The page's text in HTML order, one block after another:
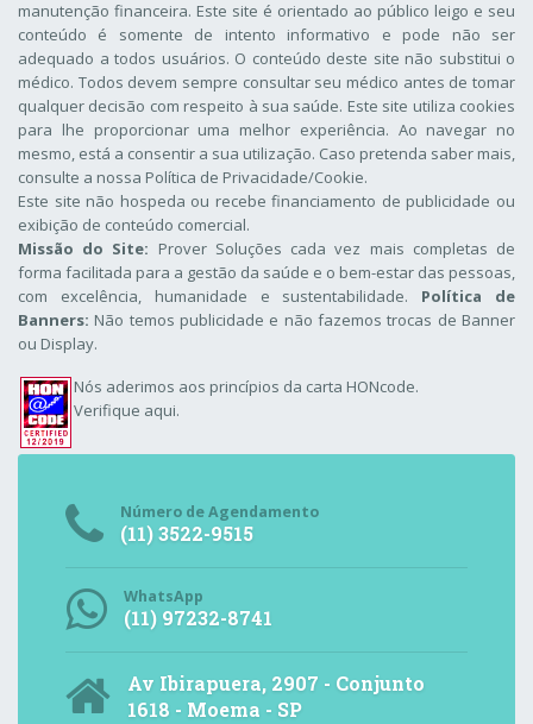
manutenção financeira. Este site é orientado ao público leigo e seu
conteúdo é somente de intento informativo e pode não ser
adequado a todos usuários. O conteúdo deste site não substitui o
médico. Todos devem sempre consultar seu médico antes de tomar
qualquer decisão com respeito à sua saúde. Este site utiliza cookies
para lhe proporcionar uma melhor experiência. Ao navegar no
mesmo, está a consentir a sua utilização. Caso pretenda saber mais,
consulte a nossa Política de Privacidade/Cookie.
Este site não hospeda ou recebe financiamento de publicidade ou
exibição de conteúdo comercial.
Missão do Site: Prover Soluções cada vez mais completas de
forma facilitada para a gestão da saúde e o bem-estar das pessoas,
com excelência, humanidade e sustentabilidade. Política de
Banners: Não temos publicidade e não fazemos trocas de Banner
ou Display.
Nós aderimos aos princípios da carta HONcode.
Verifique aqui.
Número de Agendamento
(11) 3522-9515
WhatsApp
(11) 97232-8741
Av Ibirapuera, 2907 - Conjunto
1618 - Moema - SP